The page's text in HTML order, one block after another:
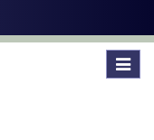
Toggle